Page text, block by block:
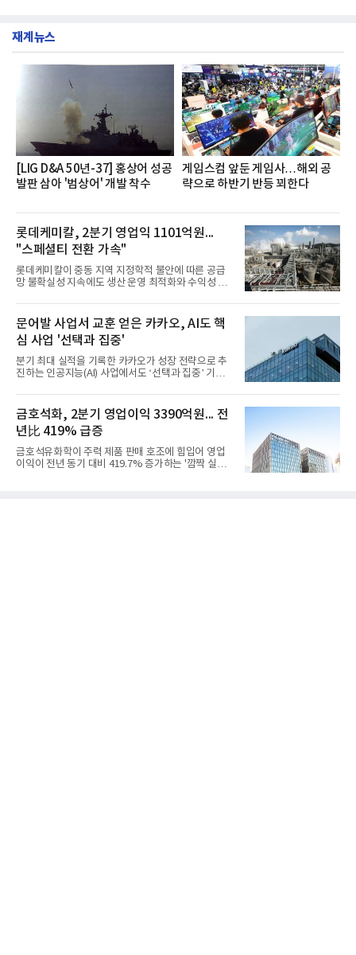
서도
영지원부 홍보팀과 2026년 새로이(e)＊가 공동 주관
쳐 진행됐다.참고로 새로이(e)는 NH농협캐피탈 MZ
세대들로(과장~계장) 구성된 자율 참여조직으로, 조
직문화 혁신과 업무 효율성 향상을 위한 다양한 활동
을 추진하며,새로운 변화와 이로운 영향력을 조직전
반에 전파하는 역할
재계뉴스
[LIG D&A 50년-37] 홍상어 성공
발판 삼아 '범상어' 개발 착수
게임스컴 앞둔 게임사…해외 공
략으로 하반기 반등 꾀한다
롯데케미칼, 2분기 영업익 1101억원...
"스페셜티 전환 가속"
롯데케미칼이 중동 지역 지정학적 불안에 따른 공급
망 불확실성 지속에도 생산 운영 최적화와 수익성 중
어갔다.롯데케미칼이 2026년 2분기 연결 기준 매출
액 5조6864억원, 영업이익 1101억원을 기록했다고 7
일 밝혔다. 사업별로는 기초화학 부문(롯데케미칼 기
초소재사업·LC타이탄·LC USA·롯데대산석화)이 매
출 3조9403억원, 영업이익 23억원을 기록했다. 정기
보수 영향과 원료 가격 변동에 따른 래깅 효과로 전분
기 대비 수익성은 둔화됐지만 흑자 전환 흐름을 유지
우호적인 환율 효과
문어발 사업서 교훈 얻은 카카오, AI도 핵
심 사업 '선택과 집중'
분기 최대 실적을 기록한 카카오가 성장 전략으로 추
진하는 인공지능(AI) 사업에서도 ‘선택과 집중’ 기조
라 투자에 나서는 것과 달리, 카카오는 ‘카카오톡’이
라는 플랫폼 경쟁력을 활용한 AI 에이전트 서비스에
집중하는 전략이다. 과거 무리한 사업 확장 과정에서
겪었던 시행착오를 되풀이하지 않고 핵심 역량에 집
중하겠다는 취지로 풀이된다.7일 업계에 따르면 카카
오는 올해 2분기 연결 기준 매출 2조985억원, 영업이
익 2770억원을 기록했다. 전년 동기 대비 매출과 영업
금호석화, 2분기 영업이익 3390억원... 전
년比 419% 급증
금호석유화학이 주력 제품 판매 호조에 힘입어 영업
이익이 전년 동기 대비 419.7% 증가하는 '깜짝 실